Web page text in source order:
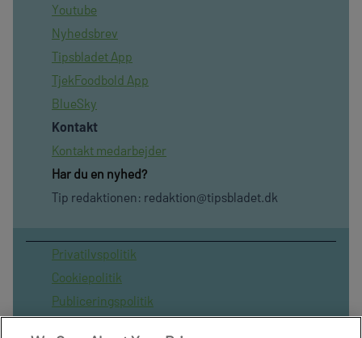
Youtube
Nyhedsbrev
Tipsbladet App
TjekFoodbold App
BlueSky
Kontakt
Kontakt medarbejder
Har du en nyhed?
Tip redaktionen: redaktion@tipsbladet.dk
Privatilvspolitik
Cookiepolitik
Publiceringspolitik